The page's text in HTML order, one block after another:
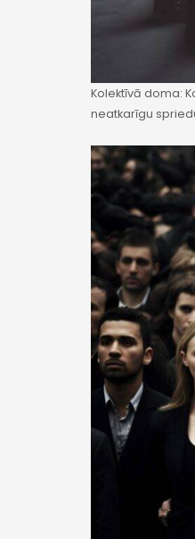
Kolektīvā doma:
neatkarīgu